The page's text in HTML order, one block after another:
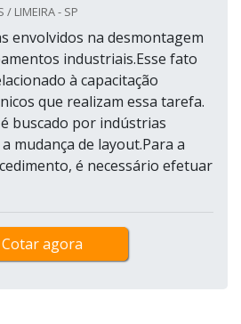
/ LIMEIRA - SP
envolvidos na desmontagem
industriais.Esse fato
à capacitação
que realizam essa tarefa.
buscado por indústrias
mudança de layout.Para a
é necessário efetuar
Cotar agora